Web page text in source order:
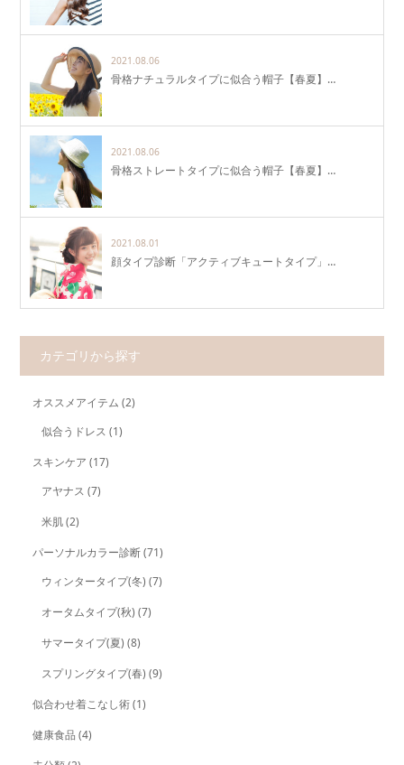
2021.08.06
骨格ナチュラルタイプに似合う帽子【春夏】…
2021.08.06
骨格ストレートタイプに似合う帽子【春夏】…
2021.08.01
顔タイプ診断「アクティブキュートタイプ」…
カテゴリから探す
オススメアイテム (2)
似合うドレス (1)
スキンケア (17)
アヤナス (7)
米肌(2)
パーソナルカラー診断(71)
ウィンタータイプ(冬) (7)
オータムタイプ(秋) (7)
サマータイプ(夏) (8)
スプリングタイプ(春) (9)
似合わせ着こなし術(1)
健康食品 (4)